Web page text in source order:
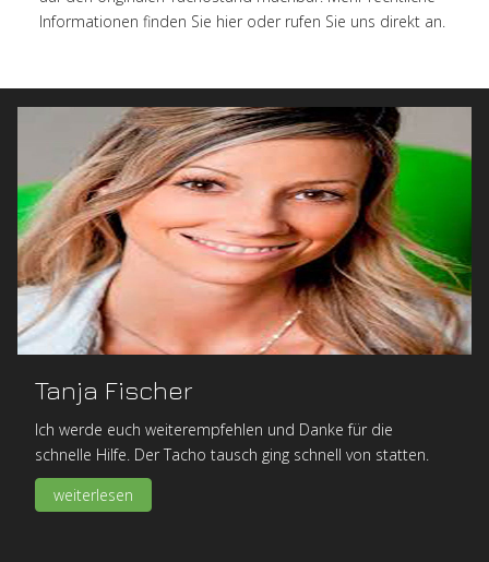
Informationen finden Sie hier oder rufen Sie uns direkt an.
Tanja Fischer
Ich werde euch weiterempfehlen und Danke für die
schnelle Hilfe. Der Tacho tausch ging schnell von statten.
weiterlesen